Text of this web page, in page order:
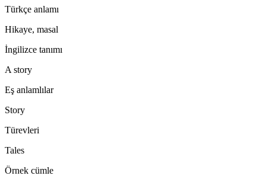
Türkçe anlamı
Hikaye, masal
İngilizce tanımı
A story
Eş anlamlılar
Story
Türevleri
Tales
Örnek cümle